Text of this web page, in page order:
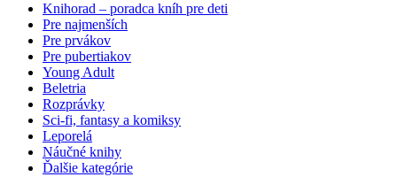
Knihorad – poradca kníh pre deti
Pre najmenších
Pre prvákov
Pre pubertiakov
Young Adult
Beletria
Rozprávky
Sci-fi, fantasy a komiksy
Leporelá
Náučné knihy
Ďalšie kategórie